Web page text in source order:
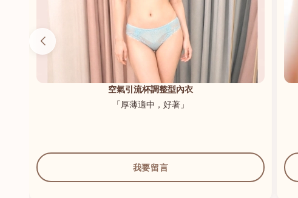
空氣引流杯調整型內衣
「厚薄適中，好著」
我要留言